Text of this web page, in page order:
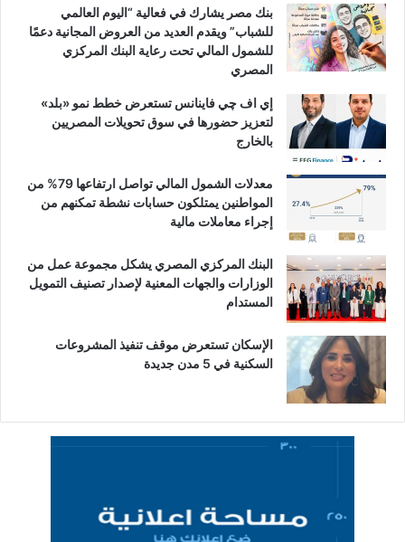
بنك مصر يشارك في فعالية “اليوم العالمي
للشباب” ويقدم العديد من العروض المجانية دعمًا
للشمول المالي تحت رعاية البنك المركزي
المصري
إي اف چي فاينانس تستعرض خطط نمو «بلد»
لتعزيز حضورها في سوق تحويلات المصريين
بالخارج
معدلات الشمول المالي تواصل ارتفاعها 79% من
المواطنين يمتلكون حسابات نشطة تمكنهم من
إجراء معاملات مالية
البنك المركزي المصري يشكل مجموعة عمل من
الوزارات والجهات المعنية لإصدار تصنيف التمويل
المستدام
الإسكان تستعرض موقف تنفيذ المشروعات
السكنية في 5 مدن جديدة